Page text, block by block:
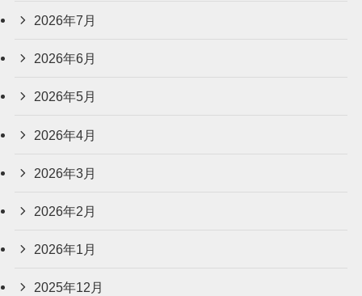
2026年7月
2026年6月
2026年5月
2026年4月
2026年3月
2026年2月
2026年1月
2025年12月